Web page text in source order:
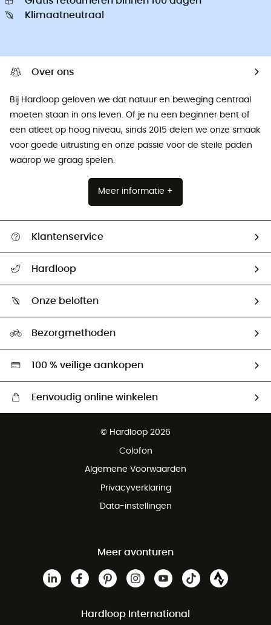
Klimaatneutraal
Over ons
Bij Hardloop geloven we dat natuur en beweging centraal
moeten staan ​​in ons leven. Of je nu een beginner bent of
een atleet op hoog niveau, sinds 2015 delen we onze smaak
voor goede uitrusting en onze passie voor de steile paden
waarop we graag spelen.
Meer informatie +
Klantenservice
Mijn zending volgen
Retourzendingen & Terugbetalingen
Hardloop
Ambassadeurs
Onze beloften
Hardgreen
Bezorgmethoden
100 % veilige aankopen
Eenvoudig online winkelen
Gratis retourneren binnen 100 dagen
© Hardloop 2026
Colofon
Algemene Voorwaarden
Privacyverklaring
Data-instellingen
Meer avonturen
Hardloop International